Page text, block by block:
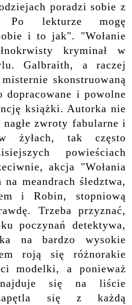
poradzi sobie z
Po lekturze mogę
i to jak". "Wołanie
kryminał w
Galbraith, a raczej
skonstruowaną
dopracowane i powolne
książki. Autorka nie
zwroty fabularne i
żyłach, tak często
powieściach
akcja "Wołania
meandrach śledztwa,
i Robin, stopniową
Trzeba przyznać,
poczynań detektywa,
na bardzo wysokie
roją się różnorakie
modelki, a ponieważ
się na liście
się z każdą